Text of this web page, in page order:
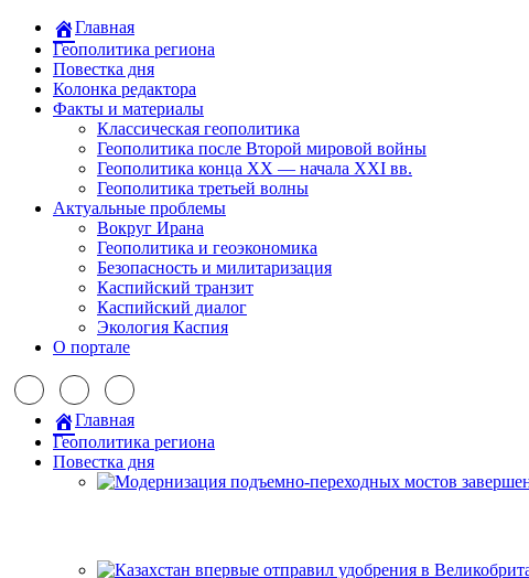
Главная
Геополитика региона
Повестка дня
Колонка редактора
Факты и материалы
Классическая геополитика
Геополитика после Второй мировой войны
Геополитика конца XX — начала XXI вв.
Геополитика третьей волны
Актуальные проблемы
Вокруг Ирана
Геополитика и геоэкономика
Безопасность и милитаризация
Каспийский транзит
Каспийский диалог
Экология Каспия
О портале
Главная
Геополитика региона
Повестка дня